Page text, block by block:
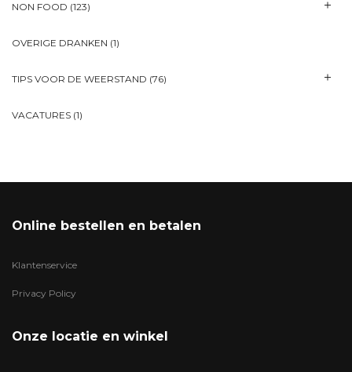
NON FOOD (123)
OVERIGE DRANKEN (1)
TIPS VOOR DE WEERSTAND (76)
VACATURES (1)
Online bestellen en betalen
Klantenservice
Privacy Policy
Onze locatie en winkel